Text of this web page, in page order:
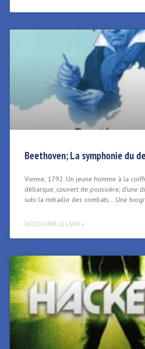
Beethoven; La symphonie du
Vienne, 1792. Un jeune homme à la
débarque, couvert de poussière, d’une
subi la mitraille des combats… Une
DÉCOUVRIR LE LIVRE »